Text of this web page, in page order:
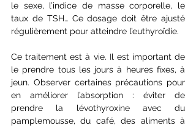
le sexe, l’indice de masse corporelle, le
taux de TSH… Ce dosage doit être ajusté
régulièrement pour atteindre l’euthyroïdie.
Ce traitement est à vie. Il est important de
le prendre tous les jours à heures fixes, à
jeun. Observer certaines précautions pour
en améliorer l’absorption : éviter de
prendre la lévothyroxine avec du
pamplemousse, du café, des aliments à